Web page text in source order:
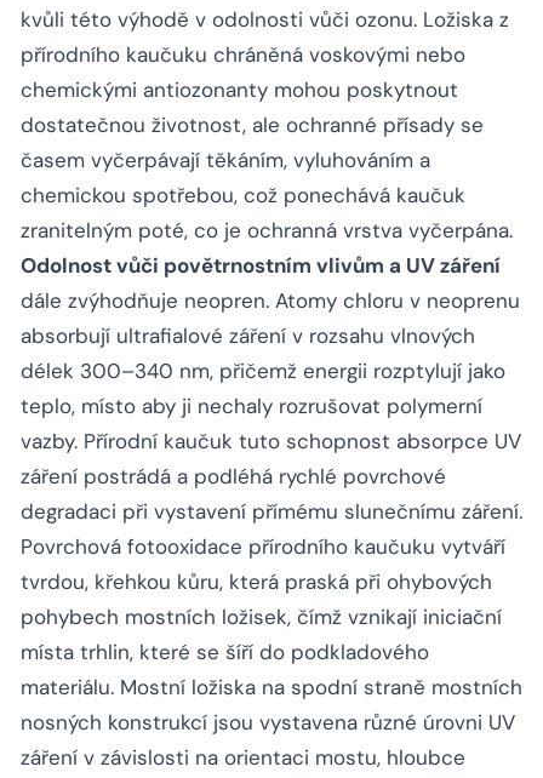
kvůli této výhodě v odolnosti vůči ozonu. Ložiska z
přírodního kaučuku chráněná voskovými nebo
chemickými antiozonanty mohou poskytnout
dostatečnou životnost, ale ochranné přísady se
časem vyčerpávají těkáním, vyluhováním a
chemickou spotřebou, což ponechává kaučuk
zranitelným poté, co je ochranná vrstva vyčerpána.
Odolnost vůči povětrnostním vlivům a UV záření
dále zvýhodňuje neopren. Atomy chloru v neoprenu
absorbují ultrafialové záření v rozsahu vlnových
délek 300–340 nm, přičemž energii rozptylují jako
teplo, místo aby ji nechaly rozrušovat polymerní
vazby. Přírodní kaučuk tuto schopnost absorpce UV
záření postrádá a podléhá rychlé povrchové
degradaci při vystavení přímému slunečnímu záření.
Povrchová fotooxidace přírodního kaučuku vytváří
tvrdou, křehkou kůru, která praská při ohybových
pohybech mostních ložisek, čímž vznikají iniciační
místa trhlin, které se šíří do podkladového
materiálu. Mostní ložiska na spodní straně mostních
nosných konstrukcí jsou vystavena různé úrovni UV
záření v závislosti na orientaci mostu, hloubce